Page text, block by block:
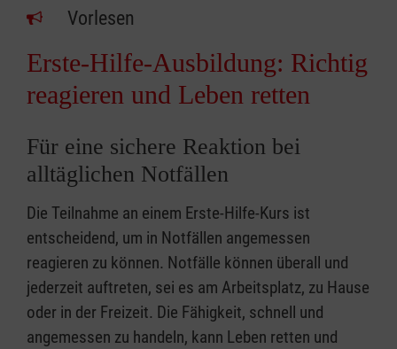
Vorlesen
Erste-Hilfe-Ausbildung: Richtig
reagieren und Leben retten
Für eine sichere Reaktion bei
alltäglichen Notfällen
Die Teilnahme an einem Erste-Hilfe-Kurs ist
entscheidend, um in Notfällen angemessen
reagieren zu können. Notfälle können überall und
jederzeit auftreten, sei es am Arbeitsplatz, zu Hause
oder in der Freizeit. Die Fähigkeit, schnell und
angemessen zu handeln, kann Leben retten und